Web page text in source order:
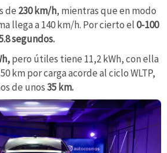
de 230 km/h, mientras que en modo
llega a 140 km/h. Por cierto el0-100
segundos.
pero útiles tiene 11,2 kWh, con ella
km por carga acorde al ciclo WLTP,
de unos35 km.